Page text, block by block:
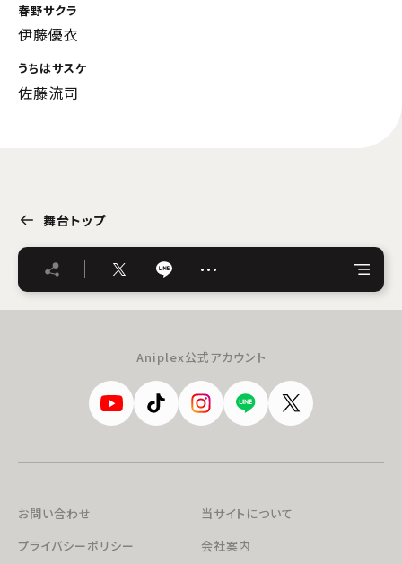
春野サクラ
伊藤優衣
うちはサスケ
佐藤流司
舞台トップ
…
Aniplex公式アカウント
お問い合わせ
当サイトについて
プライバシーポリシー
会社案内